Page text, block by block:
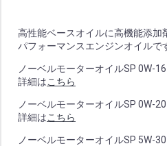
高性能ベースオイルに高機能添加
パフォーマンスエンジンオイルで
ノーベルモーターオイルSP 0W-
詳細はこちら
ノーベルモーターオイルSP 0W-
詳細はこちら
ノーベルモーターオイルSP 5W-